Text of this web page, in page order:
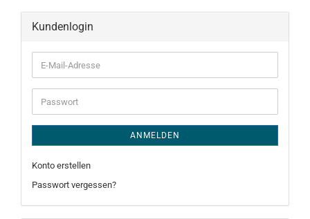
Kundenlogin
E-
Mail-
Adresse
Passwort
ANMELDEN
Konto erstellen
Passwort vergessen?